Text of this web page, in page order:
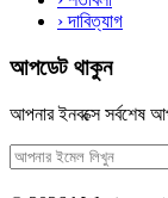
›দাবিত্যাগ
আপডেট থাকুন
আপনার ইনবক্সে সর্বশেষ